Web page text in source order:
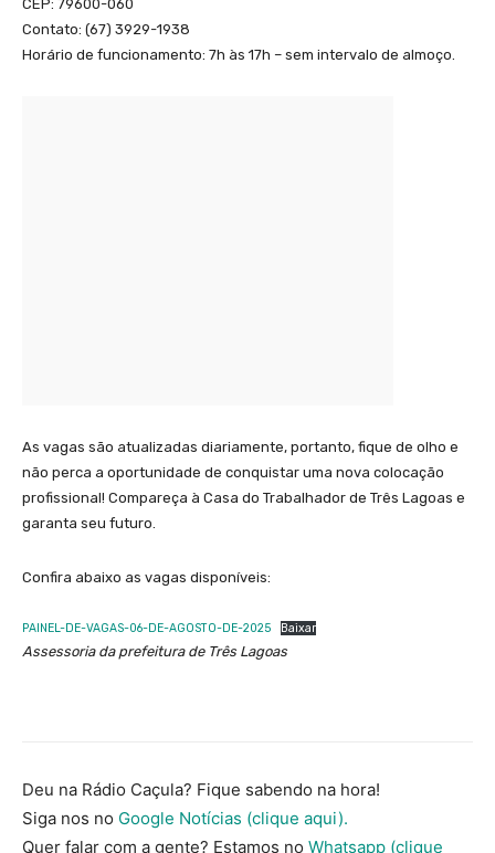
CEP: 79600-060
Contato: (67) 3929-1938
Horário de funcionamento: 7h às 17h – sem intervalo de almoço.
As vagas são atualizadas diariamente, portanto, fique de olho e
não perca a oportunidade de conquistar uma nova colocação
profissional! Compareça à Casa do Trabalhador de Três Lagoas e
garanta seu futuro.
Confira abaixo as vagas disponíveis:
PAINEL-DE-VAGAS-06-DE-AGOSTO-DE-2025 Baixar
Assessoria da prefeitura de Três Lagoas
Deu na Rádio Caçula? Fique sabendo na hora!
Siga nos no Google Notícias (clique aqui).
Quer falar com a gente? Estamos no Whatsapp (clique